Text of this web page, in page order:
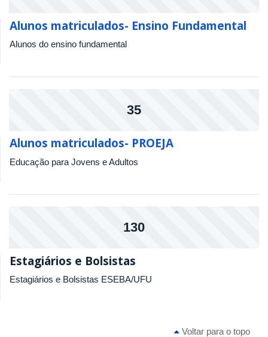
Alunos matriculados- Ensino Fundamental
Alunos do ensino fundamental
35
Alunos matriculados- PROEJA
Educação para Jovens e Adultos
130
Estagiários e Bolsistas
Estagiários e Bolsistas ESEBA/UFU
Voltar para o topo